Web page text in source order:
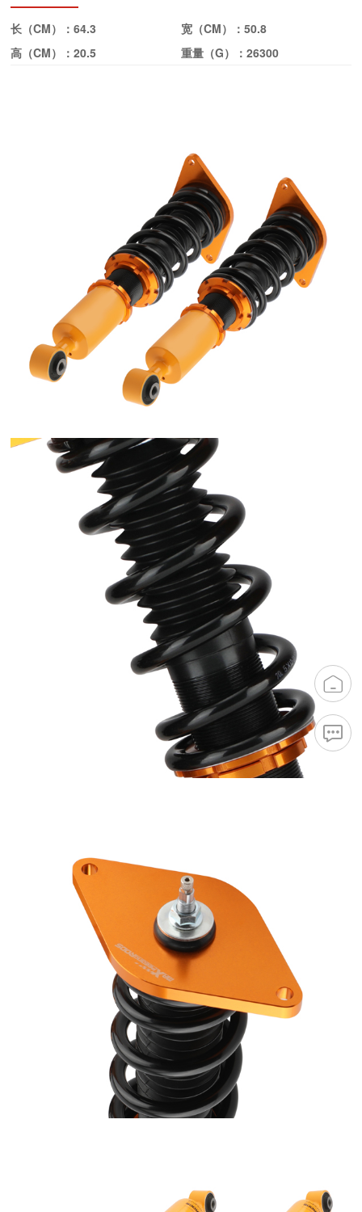
长（CM）：64.3 宽（CM）： 50.8
高（CM）：20.5 重量（G）： 26300